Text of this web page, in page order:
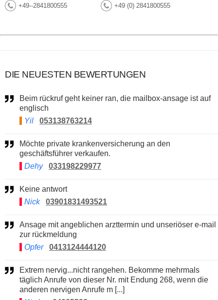
+49--2841800555 +49 (0) 2841800555
DIE NEUESTEN BEWERTUNGEN
Beim rückruf geht keiner ran, die mailbox-ansage ist auf
englisch
Yil
053138763214
Möchte private krankenversicherung an den
geschäftsführer verkaufen.
Dehy
033198229977
Keine antwort
Nick
03901831493521
Ansage mit angeblichen arzttermin und unseriöser e-mail
zur rückmeldung
Opfer
0413124444120
Extrem nervig...nicht rangehen. Bekomme mehrmals
täglich Anrufe von dieser Nr. mit Endung 268, wenn die
anderen nervigen Anrufe m [...]